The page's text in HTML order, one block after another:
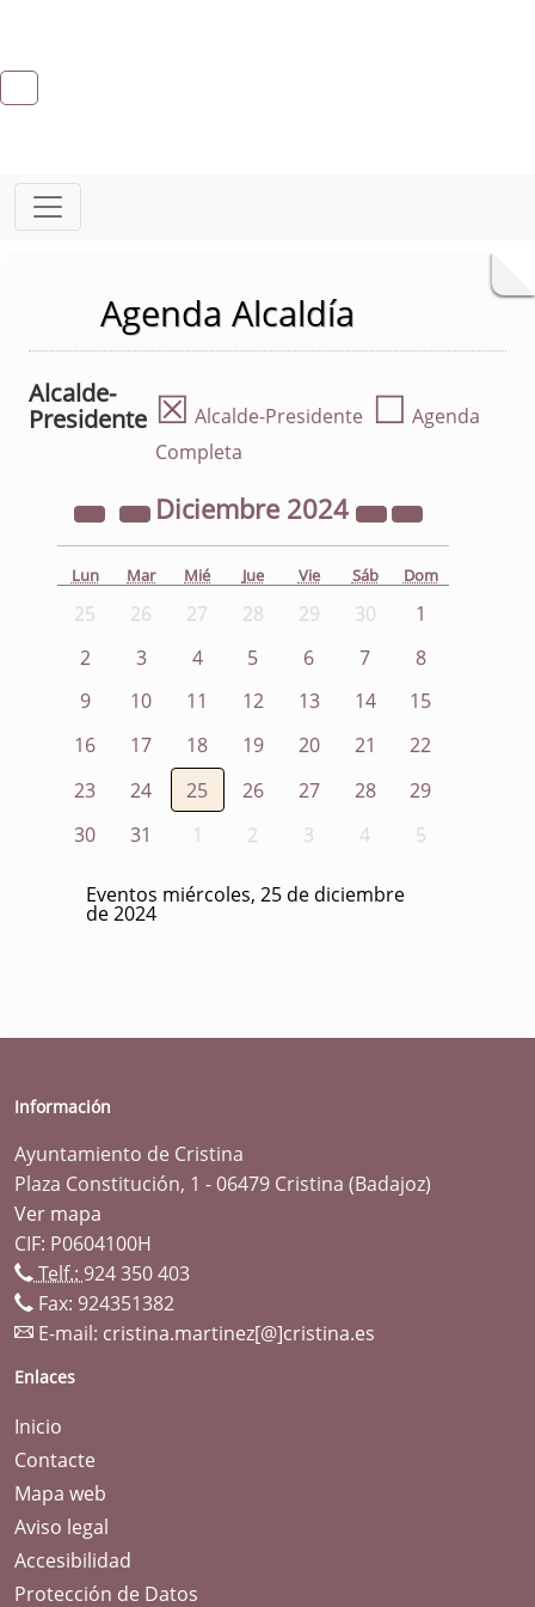
Agenda Alcaldía
Alcalde-
Presidente ☒ Alcalde-Presidente ☐ Agenda
Completa
Diciembre 2024
Lun Mar Mié Jue Vie Sáb Dom
25 26 27 28 29 30
1
2
3 4 5 6 7
8
9
10 11 12 13 14
15
16
17 18 19 20 21
22
23
24 25 26 27 28
29
30
31 1 2 3 4 5
Eventos miércoles, 25 de diciembre
de 2024
Información
Ayuntamiento de Cristina
Plaza Constitución, 1 - 06479 Cristina (Badajoz)
Ver mapa
CIF: P0604100H
Telf.: 924 350 403
Fax: 924351382
E-mail: cristina.martinez[@]cristina.es
Enlaces
Inicio
Contacte
Mapa web
Aviso legal
Accesibilidad
Protección de Datos